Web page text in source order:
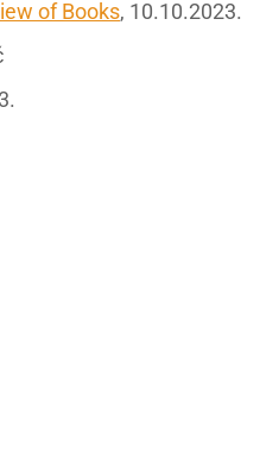
of Books, 10.10.2023.